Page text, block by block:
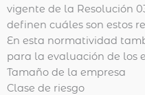
vigente de la Resolución
definen cuáles son estos
En esta normatividad
para la evaluación de los
Tamaño de la empresa
Clase de riesgo